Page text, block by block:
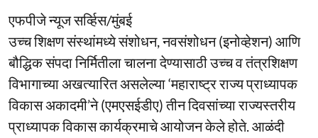
एफपीजे न्यूज सर्व्हिस/मुंबई
उच्च शिक्षण संस्थांमध्ये संशोधन, नवसंशोधन (इनोव्हेशन) आणि
बौद्धिक संपदा निर्मितीला चालना देण्यासाठी उच्च व तंत्रशिक्षण
विभागाच्या अखत्यारित असलेल्या ‘महाराष्ट्र राज्य प्राध्यापक
विकास अकादमी’ने (एमएसईडीए) तीन दिवसांच्या राज्यस्तरीय
प्राध्यापक विकास कार्यक्रमाचे आयोजन केले होते. आळंदी